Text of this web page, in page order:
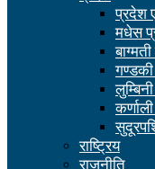
प्रदेश
मधेस
राष्ट्रिय
राजनीति